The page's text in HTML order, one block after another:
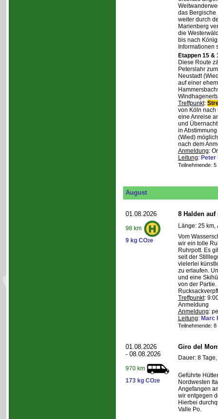
das Bergische
weiter durch
Marienberg
die
bis nach
Informationen
Etappen 15 &
Diese Route
Peterslahr
Neustadt
auf einer
Treffpunkt:
von Köln nach
eine Anreise
und
in
(Wied)
nach dem
Anmeldung:
Leitung: Peter
Teilnehmende:
August
01.08.2026
98 km
9 kg CO2e
8 Halden
Länge: 25 km,
Vom
wir ein tolle
Ruhrpott. Es
seit der
vielerlei
zu erlaufen.
und eine
von der Partie.
Treffpunkt:
Anmeldung
Anmeldung:
Leitung: Marc
Teilnehmende:
01.08.2026
- 08.08.2026
970 km
173 kg CO2e
Giro del
Dauer: 8
Geführte
Nordwesten
Angefangen
wir entgegen
Hierbei
Valle Po.